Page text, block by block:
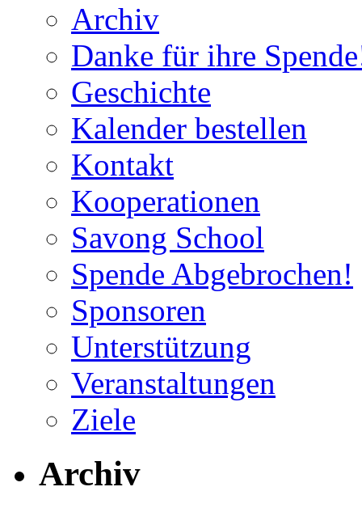
Archiv
Danke für ihre
Geschichte
Kalender bestellen
Kontakt
Kooperationen
Savong School
Spende Abgebrochen!
Sponsoren
Unterstützung
Veranstaltungen
Ziele
Archiv